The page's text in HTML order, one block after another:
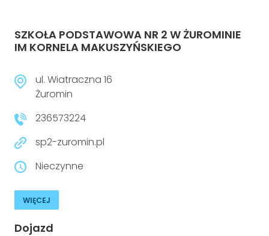
SZKOŁA PODSTAWOWA NR 2 W ŻUROMINIE
IM KORNELA MAKUSZYŃSKIEGO
ul. Wiatraczna 16
Żuromin
236573224
sp2-zuromin.pl
Nieczynne
WIĘCEJ
Dojazd